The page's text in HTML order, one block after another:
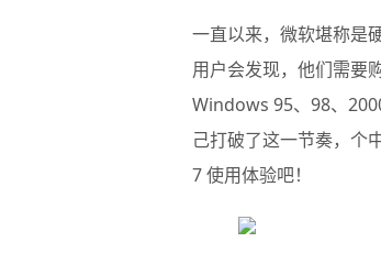
一直以来，微软堪称是
用户会发现，他们需要
Windows 95、98、
己打破了这一节奏，个
7 使用体验吧！